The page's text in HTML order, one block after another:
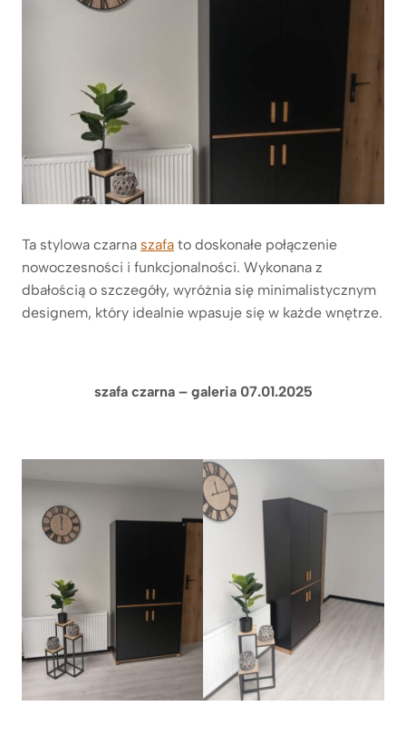
Ta stylowa czarna szafa to doskonałe połączenie
nowoczesności i funkcjonalności. Wykonana z
dbałością o szczegóły, wyróżnia się minimalistycznym
designem, który idealnie wpasuje się w każde wnętrze.
szafa czarna – galeria 07.01.2025